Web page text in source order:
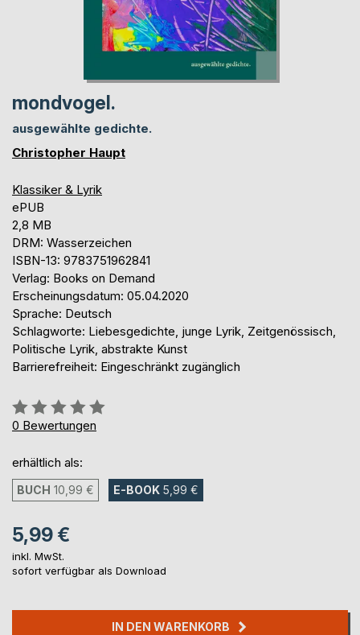
mondvogel.
ausgewählte gedichte.
Christopher Haupt
Klassiker & Lyrik
ePUB
2,8 MB
DRM: Wasserzeichen
ISBN-13: 9783751962841
Verlag: Books on Demand
Erscheinungsdatum: 05.04.2020
Sprache: Deutsch
Schlagworte: Liebesgedichte, junge Lyrik, Zeitgenössisch,
Politische Lyrik, abstrakte Kunst
Barrierefreiheit: Eingeschränkt zugänglich
Bewertung::
0%
0 Bewertungen
erhältlich als:
BUCH 10,99 € E-BOOK 5,99 €
5,99 €
inkl. MwSt.
sofort verfügbar als Download
IN DEN WARENKORB